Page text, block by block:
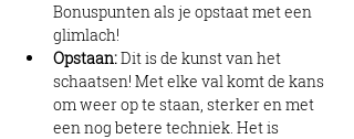
Bonuspunten als je opstaat met een
glimlach!
Opstaan: Dit is de kunst van het
schaatsen! Met elke val komt de kans
om weer op te staan, sterker en met
een nog betere techniek. Het is